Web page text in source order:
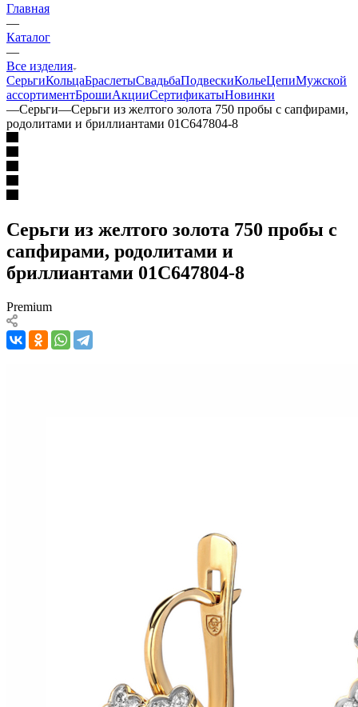
Главная
—
Каталог
—
Все изделия
СерьгиКольцаБраслетыСвадьбаПодвескиКольеЦепиМужской
ассортиментБрошиАкцииСертификатыНовинки
—Серьги—Серьги из желтого золота 750 пробы с сапфирами,
родолитами и бриллиантами 01С647804-8
Серьги из желтого золота 750 пробы с
сапфирами, родолитами и
бриллиантами 01С647804-8
Premium